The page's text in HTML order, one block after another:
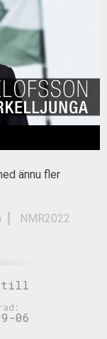
ännu fler
NMR2022
till
06